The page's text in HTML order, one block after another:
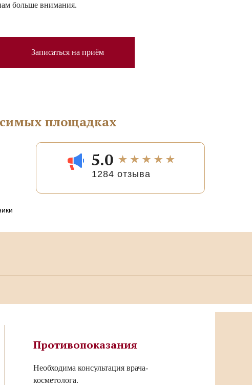
больше внимания.
Записаться на приём
1284 отзыва
5.0
площадках
Противопоказания
Необходима консультация врача-
косметолога.